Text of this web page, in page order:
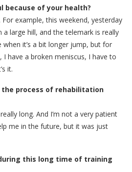
because of your health?
example, this weekend, yesterday
large hill, and the telemark is really
when it’s a bit longer jump, but for
I have a broken meniscus, I have to
it.
the process of rehabilitation
long. And I’m not a very patient
me in the future, but it was just
this long time of training